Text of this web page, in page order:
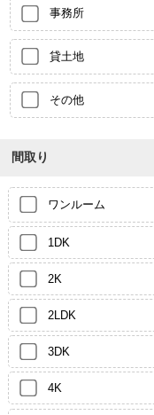
事務所
貸土地
その他
間取り
ワンルーム
1DK
2K
2LDK
3DK
4K